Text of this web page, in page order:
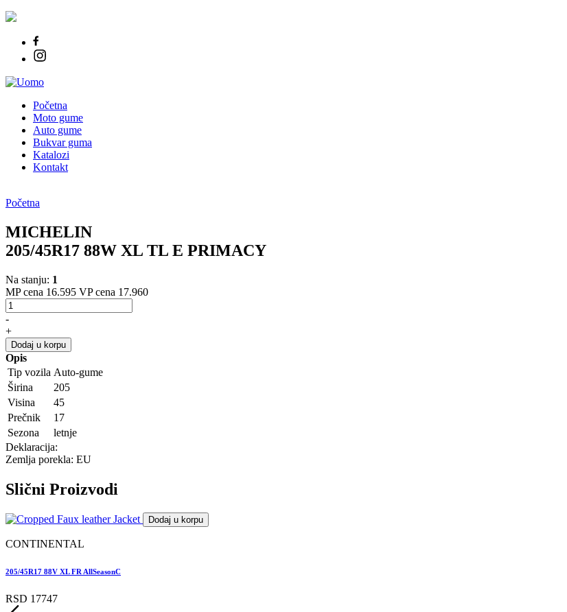
Početna
Moto gume
Auto gume
Bukvar guma
Katalozi
Kontakt
Početna
MICHELIN
205/45R17 88W XL TL E PRIMACY
Na stanju: 1
MP cena 16.595 VP cena 17.960
-
+
Dodaj u korpu
Opis
Tip vozila Auto-gume
Širina
205
Visina
45
Prečnik
17
Sezona
letnje
Deklaracija:
Zemlja porekla: EU
Slični Proizvodi
Dodaj u korpu
CONTINENTAL
205/45R17 88V XL FR AllSeasonC
RSD 17747